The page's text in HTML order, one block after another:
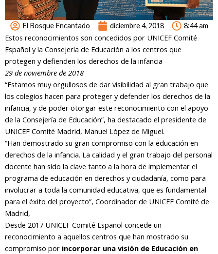
El Bosque Encantado diciembre 4, 2018 8:44 am
Estos reconocimientos son concedidos por UNICEF Comité
Español y la Consejería de Educación a los centros que
protegen y defienden los derechos de la infancia
29 de noviembre de 2018
“Estamos muy orgullosos de dar visibilidad al gran trabajo que
los colegios hacen para proteger y defender los derechos de la
infancia, y de poder otorgar este reconocimiento con el apoyo
de la Consejería de Educación”, ha destacado el presidente de
UNICEF Comité Madrid, Manuel López de Miguel.
“Han demostrado su gran compromiso con la educación en
derechos de la infancia. La calidad y el gran trabajo del personal
docente han sido la clave tanto a la hora de implementar el
programa de educación en derechos y ciudadanía, como para
involucrar a toda la comunidad educativa, que es fundamental
para el éxito del proyecto”, Coordinador de UNICEF Comité de
Madrid,
Desde 2017 UNICEF Comité Español concede un
reconocimiento a aquellos centros que han mostrado su
compromiso por incorporar una visión de Educación en